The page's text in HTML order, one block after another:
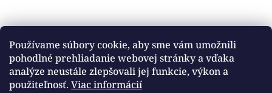
Používame súbory cookie, aby sme vám umožnili
pohodlné prehliadanie webovej stránky a vďaka
analýze neustále zlepšovali jej funkcie, výkon a
použiteľnosť. Viac informácií
Sledovať na Instagrame